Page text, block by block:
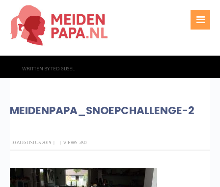
WRITTEN BYTED GIJSEL
MEIDENPAPA_SNOEPCHALLENGE-2
10 AUGUSTUS 2019 | | VIEWS: 260